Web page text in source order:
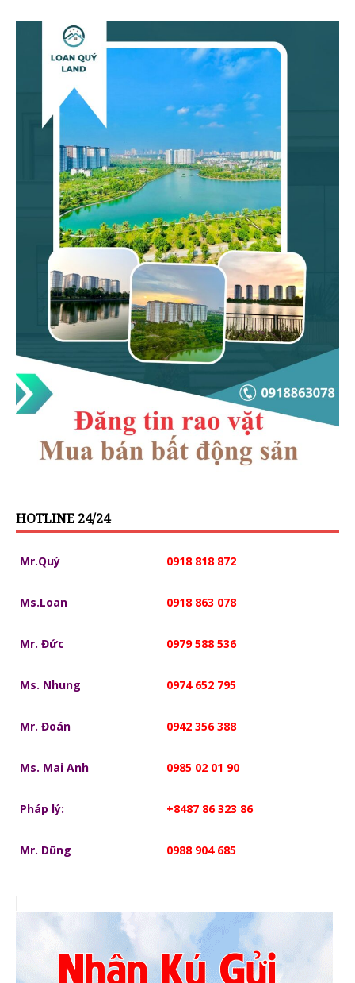
HOTLINE 24/24
Mr.Quý 0918 818 872
Ms.Loan 0918 863 078
Mr. Đức 0979 588 536
Ms. Nhung 0974 652 795
Mr. Đoán 0942 356 388
Ms. Mai Anh 0985 02 01 90
Pháp lý: +8487 86 323 86
Mr. Dũng 0988 904 685